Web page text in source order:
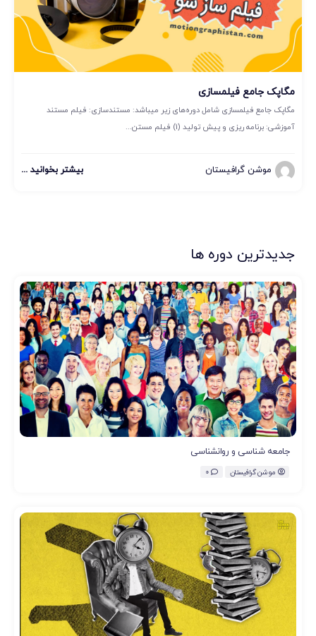
مگاپک جامع فیلمسازی
مگاپک جامع فیلمسازی شامل دوره‌های زیر میباشد: مستندسازی: فیلم مستند
آموزشی: برنامه ریزی و پیش تولید (1) فیلم مستن...
موشن گرافیستان بیشتر بخوانید ...
جدیدترین دوره ها
جامعه شناسی و روانشناسی
موشن گرافیستان 0